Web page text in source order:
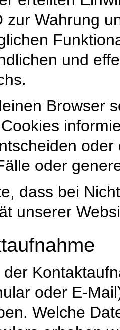
zur Wahrung
und
Browser
oder
dass bei
unserer
der
oder E-
Welche